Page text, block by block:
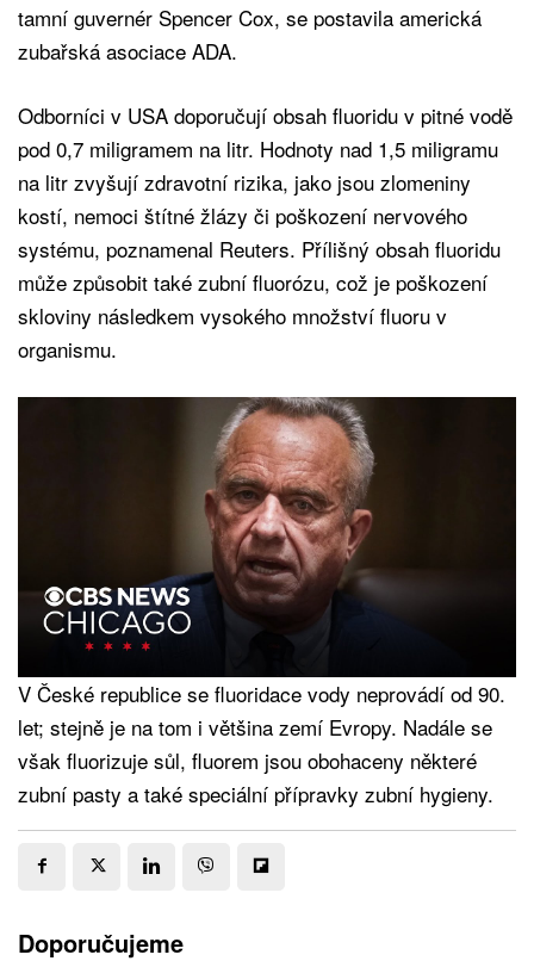
tamní guvernér Spencer Cox, se postavila americká
zubařská asociace ADA.
Odborníci v USA doporučují obsah fluoridu v pitné vodě
pod 0,7 miligramem na litr. Hodnoty nad 1,5 miligramu
na litr zvyšují zdravotní rizika, jako jsou zlomeniny
kostí, nemoci štítné žlázy či poškození nervového
systému, poznamenal Reuters. Přílišný obsah fluoridu
může způsobit také zubní fluorózu, což je poškození
skloviny následkem vysokého množství fluoru v
organismu.
V České republice se fluoridace vody neprovádí od 90.
let; stejně je na tom i většina zemí Evropy. Nadále se
však fluorizuje sůl, fluorem jsou obohaceny některé
zubní pasty a také speciální přípravky zubní hygieny.
Doporučujeme